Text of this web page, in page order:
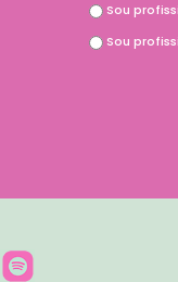
Sou
Sou